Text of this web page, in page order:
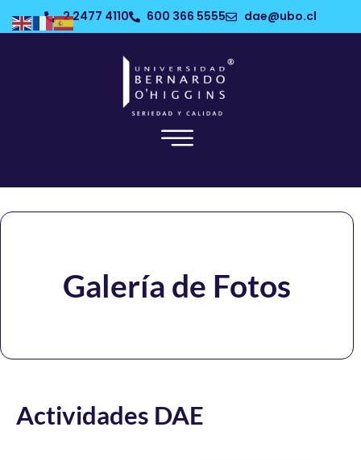
2 2477 4110 600 366 5555 dae@ubo.cl
Galería de Fotos
Actividades DAE